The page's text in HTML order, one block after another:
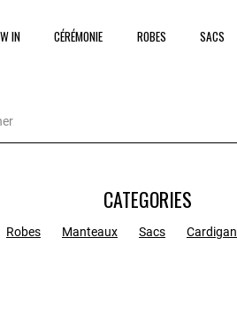
IN CÉRÉMONIE ROBES SACS
CATEGORIES
Robes Manteaux Sacs Cardigan